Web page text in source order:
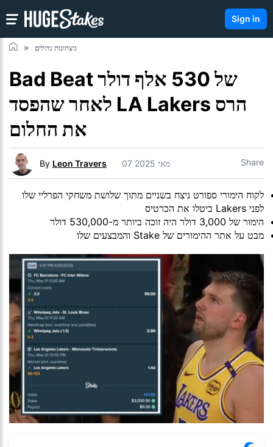
Sign in
ניצחונות גדולים
Bad Beat של 530 אלף דולר
לאחר שהפסד LA Lakers הרס
את החלום
By Leon Travers 07 מאי 2025 Share
לקוח הימורי ספורט ניצח בשניים מתוך שלושת משחקי הפרליי שלו
לפני Lakers ביטלו את הכרטיס
הימור של 3,000 דולר היה זוכה ביותר מ-530,000 דולר
מבט על אתר ההימורים של Stake והמבצעים שלו